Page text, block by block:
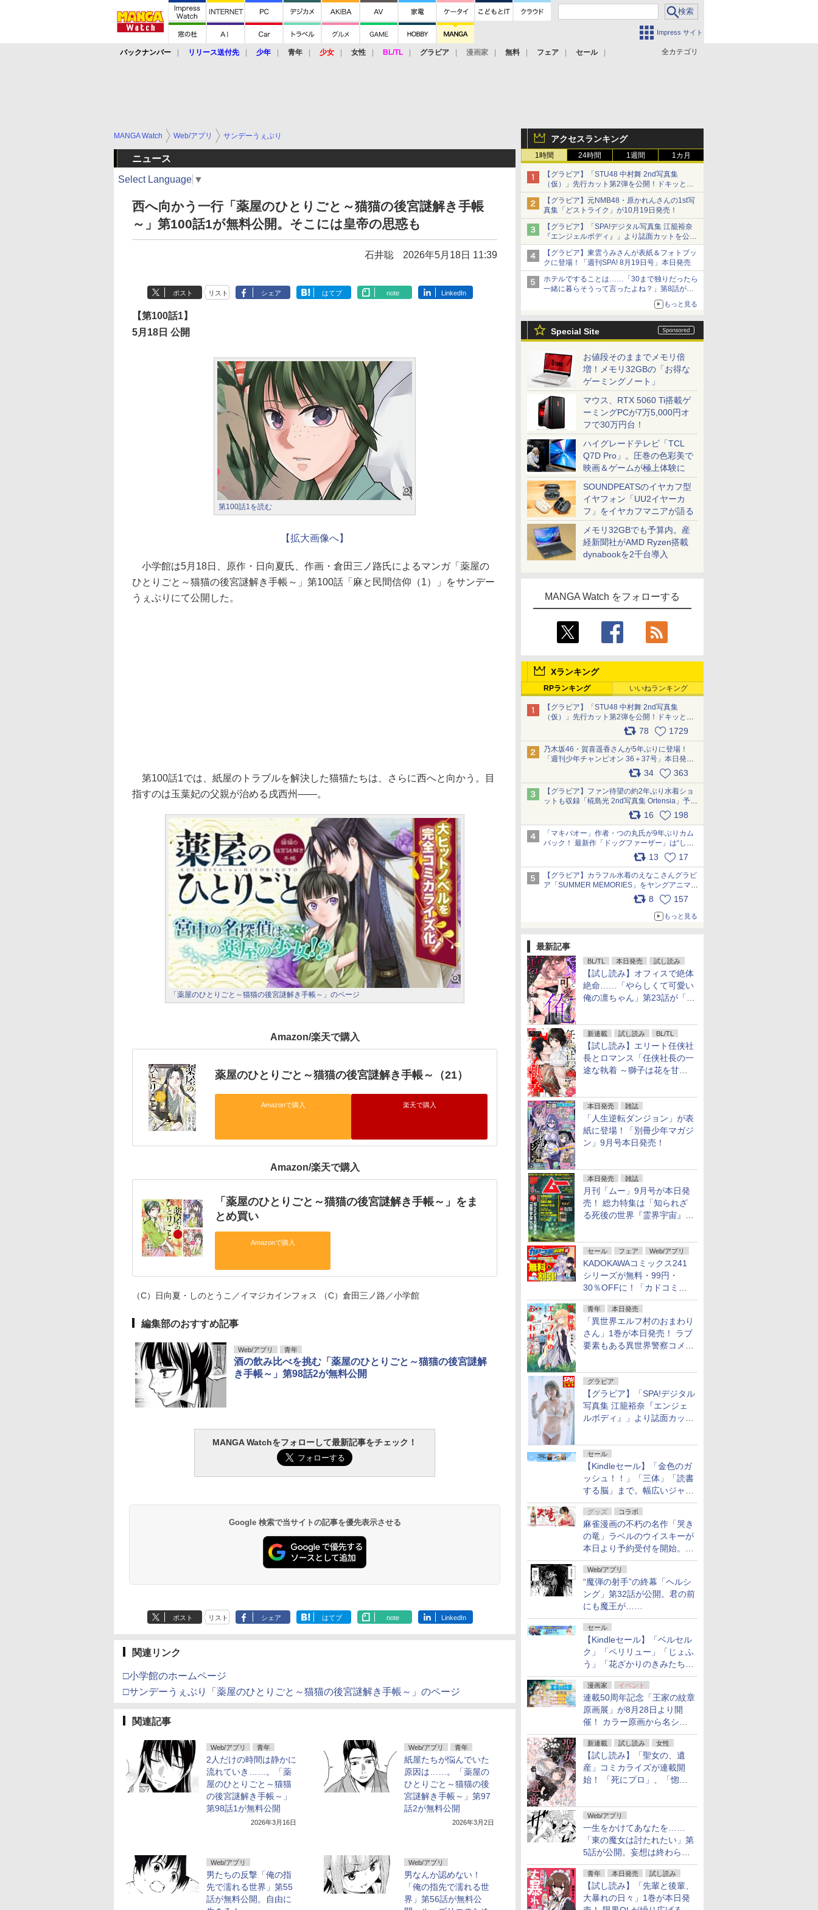
Impress サイト
全カテゴリ
バックナンバー リリース送付先 少年 青年 少女 女性 BL/TL グラビア 漫画家 無料 フェア セール
アクセスランキング
1時間 24時間 1週間 1カ月
【グラビア】「STU48 中村舞 2nd写真集
（仮）」先行カット第2弾を公開！ドキッとす
るランジェリーカットなど新たな挑戦
【グラビア】元NMB48・原かれんさんの1st写
真集「どストライク」が10月19日発売！
【グラビア】「SPA!デジタル写真集 江籠裕奈
『エンジェルボディ』」より誌面カットを公
開！
【グラビア】東雲うみさんが表紙＆フォトブッ
クに登場！「週刊SPA! 8月19日号」本日発売
ホテルですることは……「30まで独りだったら
一緒に暮らそうって言ったよね？」第8話が無
もっと見る
Special Site
お値段そのままでメモリ倍
増！メモリ32GBの「お得な
ゲーミングノート」
マウス、RTX 5060 Ti搭載ゲ
ーミングPCが7万5,000円オ
フで30万円台！
ハイグレードテレビ「TCL
Q7D Pro」。圧巻の色彩美で
映画＆ゲームが極上体験に
SOUNDPEATSのイヤカフ型
イヤフォン「UU2イヤーカ
フ」をイヤカフマニアが語る
メモリ32GBでも予算内。産
経新聞社がAMD Ryzen搭載
dynabookを2千台導入
MANGA Watch をフォローする
Xランキング
RPランキング いいねランキング
【グラビア】「STU48 中村舞 2nd写真集
（仮）」先行カット第2弾を公開！ドキッとす
るランジェリーカットなど新たな挑戦
78 1729
乃木坂46・賀喜遥香さんが5年ぶりに登場！
「週刊少年チャンピオン 36＋37号」本日発
売 pic.x.com/2Mo85ZlRvK
34 363
【グラビア】ファン待望の約2年ぶり水着ショ
ットも収録「椛島光 2nd写真集 Ortensia」予約
16 198
「マキバオー」作者・つの丸氏が9年ぶりカム
バック！ 最新作「ドッグファーザー」は“しゃ
べらない動物”とのリアルな暮らしを描く 「も
うこれ以上の幸せはない」……一緒に暮らす愛
犬たちへ… pic.x.com/hEr88DgVyD
13 17
【グラビア】カラフル水着のえなこさんグラビ
ア「SUMMER MEMORIES」をヤングアニマル
Webで公開中 pic.x.com/wdmmjZ7DnV
8 157
もっと見る
最新記事
BL/TL 本日発売 試し読み
【試し読み】オフィスで絶体
絶命……「やらしくて可愛い
俺の凛ちゃん」第23話が「コ
新連載 試し読み BL/TL
【試し読み】エリート任侠社
長とロマンス「任侠社長の一
途な執着 ～獅子は花を甘く
本日発売 雑誌
「人生逆転ダンジョン」が表
紙に登場！「別冊少年マガジ
ン」9月号本日発売！
本日発売 雑誌
月刊「ムー」9月号が本日発
売！ 総力特集は「知られざ
る死後の世界『霊界宇宙』の
セール フェア Web/アプリ
KADOKAWAコミックス241
シリーズが無料・99円・
30％OFFに！「カドコミフ
ェア 2026」第2弾が開催中！
青年 本日発売
「異世界エルフ村のおまわり
さん」1巻が本日発売！ ラブ
要素もある異世界警察コメデ
グラビア
【グラビア】「SPA!デジタル
写真集 江籠裕奈『エンジェ
ルボディ』」より誌面カット
セール
【Kindleセール】「金色のガ
ッシュ！！」「三体」「読書
する脳」まで。幅広いジャン
ルの電子書籍が最大65％オ
フ！「Kindle本サマーセー
ル」第2弾が開催中！
グッズ コラボ
麻雀漫画の不朽の名作「哭き
の竜」ラベルのウイスキーが
本日より予約受付を開始。8
月16日まで
Web/アプリ
“魔弾の射手”の終幕「ヘルシ
ング」第32話が公開。君の前
にも魔王が……
セール
【Kindleセール】「ベルセル
ク」「ペリリュー」「じょふ
う」「花ざかりのきみたち
へ」などが最大50％オフ！
「白泉社 夏の大割引セー
ル」が開催中！
漫画家 イベント
連載50周年記念「王家の紋章
原画展」が8月28日より開
催！ カラー原画から名シー
ンの原稿まで
新連載 試し読み 女性
【試し読み】「聖女の、遺
産」コミカライズが連載開
始！ 「死にプロ」、「惚れ
Web/アプリ
一生をかけてあなたを……
「東の魔女は討たれたい」第
5話が公開。妄想は終わらな
い
青年 本日発売 試し読み
【試し読み】「先輩と後輩、
大暴れの日々」1巻が本日発
MANGA Watch Web/アプリ サンデーうぇぶり
ニュース
Select Language ▼
西へ向かう一行「薬屋のひとりごと～猫猫の後宮謎解き手帳
～」第100話1が無料公開。そこには皇帝の思惑も
石井聡 2026年5月18日 11:39
ポスト リスト シェア はてブ note LinkedIn
【第100話1】
5月18日 公開
第100話1を読む
【拡大画像へ】
小学館は5月18日、原作・日向夏氏、作画・倉田三ノ路氏によるマンガ「薬屋の
ひとりごと～猫猫の後宮謎解き手帳～」第100話「麻と民間信仰（1）」をサンデー
うぇぶりにて公開した。
第100話1では、紙屋のトラブルを解決した猫猫たちは、さらに西へと向かう。目
指すのは玉葉妃の父親が治める戌西州――。
「薬屋のひとりごと～猫猫の後宮謎解き手帳～」のページ
Amazon/楽天で購入
薬屋のひとりごと～猫猫の後宮謎解き手帳～（21）
Amazonで購入 楽天で購入
Amazon/楽天で購入
「薬屋のひとりごと～猫猫の後宮謎解き手帳～」をま
とめ買い
Amazonで購入
（C）日向夏・しのとうこ／イマジカインフォス （C）倉田三ノ路／小学館
編集部のおすすめ記事
Web/アプリ 青年
酒の飲み比べを挑む「薬屋のひとりごと～猫猫の後宮謎解
き手帳～」第98話2が無料公開
MANGA Watchをフォローして最新記事をチェック！
Google 検索で当サイトの記事を優先表示させる
ポスト リスト シェア はてブ note LinkedIn
関連リンク
□小学館のホームページ
□サンデーうぇぶり「薬屋のひとりごと～猫猫の後宮謎解き手帳～」のページ
関連記事
Web/アプリ 青年
2人だけの時間は静かに
流れていき……。「薬
屋のひとりごと～猫猫
の後宮謎解き手帳～」
第98話1が無料公開
2026年3月16日
Web/アプリ 青年
紙屋たちが悩んでいた
原因は……。「薬屋の
ひとりごと～猫猫の後
宮謎解き手帳～」第97
話2が無料公開
2026年3月2日
Web/アプリ
男たちの反撃「俺の指
先で濡れる世界」第55
話が無料公開。自由に
Web/アプリ
男なんか認めない！
「俺の指先で濡れる世
界」第56話が無料公